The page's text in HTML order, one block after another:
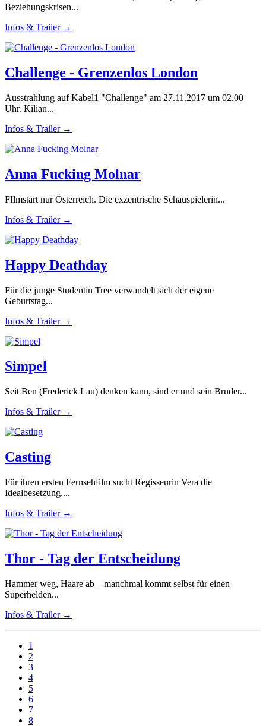
Beziehungskrisen...
Infos & Trailer →
Challenge - Grenzenlos London
Ausstrahlung auf Kabel1 "Challenge" am 27.11.2017 um 02.00
Uhr. Kilian...
Infos & Trailer →
Anna Fucking Molnar
FIlmstart nur Österreich. Die exzentrische Schauspielerin...
Infos & Trailer →
Happy Deathday
Für die junge Studentin Tree verwandelt sich der eigene
Geburtstag...
Infos & Trailer →
Simpel
Seit Ben (Frederick Lau) denken kann, sind er und sein Bruder...
Infos & Trailer →
Casting
Für ihren ersten Fernsehfilm sucht Regisseurin Vera die
Idealbesetzung....
Infos & Trailer →
Thor - Tag der Entscheidung
Hammer weg, Haare ab – manchmal kommt selbst für einen
Superhelden...
Infos & Trailer →
1
2
3
4
5
6
7
8